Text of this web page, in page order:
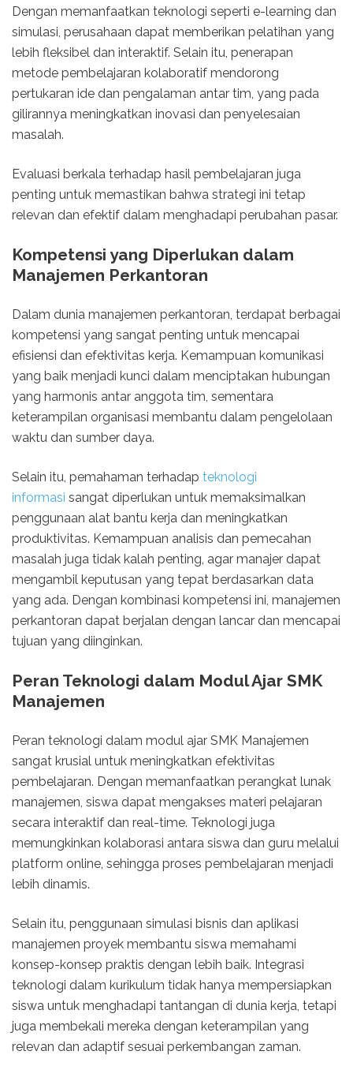
Dengan memanfaatkan teknologi seperti e-learning dan
simulasi, perusahaan dapat memberikan pelatihan yang
lebih fleksibel dan interaktif. Selain itu, penerapan
metode pembelajaran kolaboratif mendorong
pertukaran ide dan pengalaman antar tim, yang pada
gilirannya meningkatkan inovasi dan penyelesaian
masalah.
Evaluasi berkala terhadap hasil pembelajaran juga
penting untuk memastikan bahwa strategi ini tetap
relevan dan efektif dalam menghadapi perubahan pasar.
Kompetensi yang Diperlukan dalam
Manajemen Perkantoran
Dalam dunia manajemen perkantoran, terdapat berbagai
kompetensi yang sangat penting untuk mencapai
efisiensi dan efektivitas kerja. Kemampuan komunikasi
yang baik menjadi kunci dalam menciptakan hubungan
yang harmonis antar anggota tim, sementara
keterampilan organisasi membantu dalam pengelolaan
waktu dan sumber daya.
Selain itu, pemahaman terhadap teknologi
informasi sangat diperlukan untuk memaksimalkan
penggunaan alat bantu kerja dan meningkatkan
produktivitas. Kemampuan analisis dan pemecahan
masalah juga tidak kalah penting, agar manajer dapat
mengambil keputusan yang tepat berdasarkan data
yang ada. Dengan kombinasi kompetensi ini, manajemen
perkantoran dapat berjalan dengan lancar dan mencapai
tujuan yang diinginkan.
Peran Teknologi dalam Modul Ajar SMK
Manajemen
Peran teknologi dalam modul ajar SMK Manajemen
sangat krusial untuk meningkatkan efektivitas
pembelajaran. Dengan memanfaatkan perangkat lunak
manajemen, siswa dapat mengakses materi pelajaran
secara interaktif dan real-time. Teknologi juga
memungkinkan kolaborasi antara siswa dan guru melalui
platform online, sehingga proses pembelajaran menjadi
lebih dinamis.
Selain itu, penggunaan simulasi bisnis dan aplikasi
manajemen proyek membantu siswa memahami
konsep-konsep praktis dengan lebih baik. Integrasi
teknologi dalam kurikulum tidak hanya mempersiapkan
siswa untuk menghadapi tantangan di dunia kerja, tetapi
juga membekali mereka dengan keterampilan yang
relevan dan adaptif sesuai perkembangan zaman.